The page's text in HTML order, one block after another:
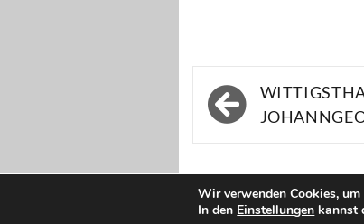
Wir verwenden Cookies,
In den Einstellungen kannst